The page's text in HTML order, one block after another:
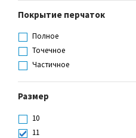
Покрытие перчаток
Полное
Точечное
Частичное
Размер
10
11